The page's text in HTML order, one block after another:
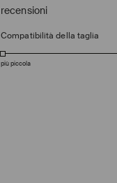
recensioni
Compatibilità della taglia
più piccola